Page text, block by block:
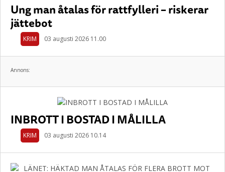
Ung man åtalas för rattfylleri – riskerar
jättebot
KRIM 03 augusti 2026 11.00
Annons:
INBROTT I BOSTAD I MÅLILLA
KRIM 03 augusti 2026 10.14